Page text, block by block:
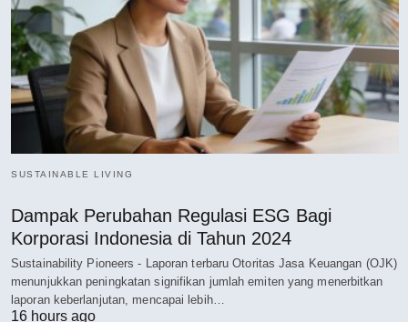
SUSTAINABLE LIVING
Dampak Perubahan Regulasi ESG Bagi
Korporasi Indonesia di Tahun 2024
Sustainability Pioneers - Laporan terbaru Otoritas Jasa Keuangan (OJK)
menunjukkan peningkatan signifikan jumlah emiten yang menerbitkan
laporan keberlanjutan, mencapai lebih…
16 hours ago